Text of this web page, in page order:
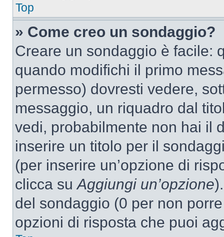
Top
» Come creo un sondaggio?
Creare un sondaggio è facile:
quando modifichi il primo
permesso) dovresti vedere,
messaggio, un riquadro dal
vedi, probabilmente non hai il
inserire un titolo per il
(per inserire un’opzione di
clicca suAggiungi un’opzione
del sondaggio (0 per non
opzioni di risposta che puoi